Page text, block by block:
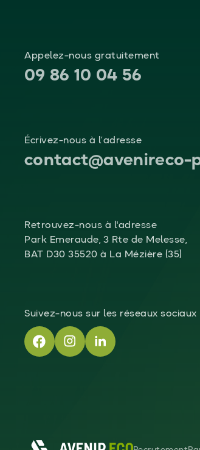
Appelez-nous gratuitement
09 86 10 04 56
Écrivez-nous à l’adresse
Retrouvez-nous à l'adresse
Park Emeraude, 3 Rte de Melesse,
BAT D30 35520 à La Mézière (35)
Suivez-nous sur les réseaux sociaux